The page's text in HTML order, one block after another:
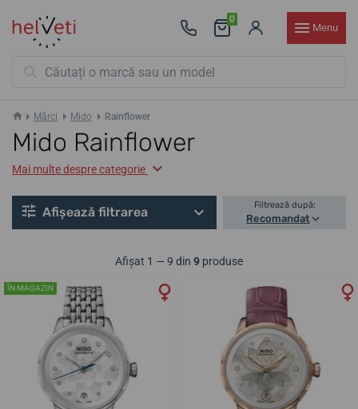
0
Menu
Mărci Mido Rainflower
Mido Rainflower
Mai multe despre categorie
Afișează filtrarea Filtrează după:
Recomandat
Afișat 1 — 9 din 9 produse
ÎN MAGAZIN